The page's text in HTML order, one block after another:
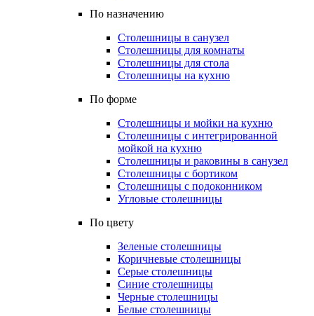
По назначению
Столешницы в санузел
Столешницы для комнаты
Столешницы для стола
Столешницы на кухню
По форме
Столешницы и мойки на кухню
Столешницы с интегрированной
мойкой на кухню
Столешницы и раковины в санузел
Столешницы с бортиком
Столешницы с подоконником
Угловые столешницы
По цвету
Зеленые столешницы
Коричневые столешницы
Серые столешницы
Синие столешницы
Черные столешницы
Белые столешницы